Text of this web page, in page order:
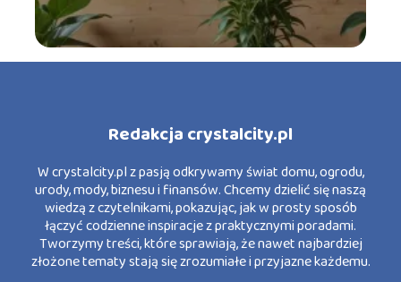
Redakcja crystalcity.pl
W crystalcity.pl z pasją odkrywamy świat domu, ogrodu,
urody, mody, biznesu i finansów. Chcemy dzielić się naszą
wiedzą z czytelnikami, pokazując, jak w prosty sposób
łączyć codzienne inspiracje z praktycznymi poradami.
Tworzymy treści, które sprawiają, że nawet najbardziej
złożone tematy stają się zrozumiałe i przyjazne każdemu.